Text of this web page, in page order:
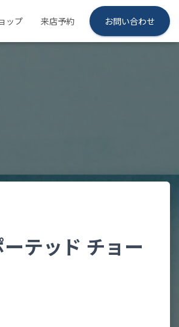
ップ 来店予約 お問い合わせ
テッド チョー